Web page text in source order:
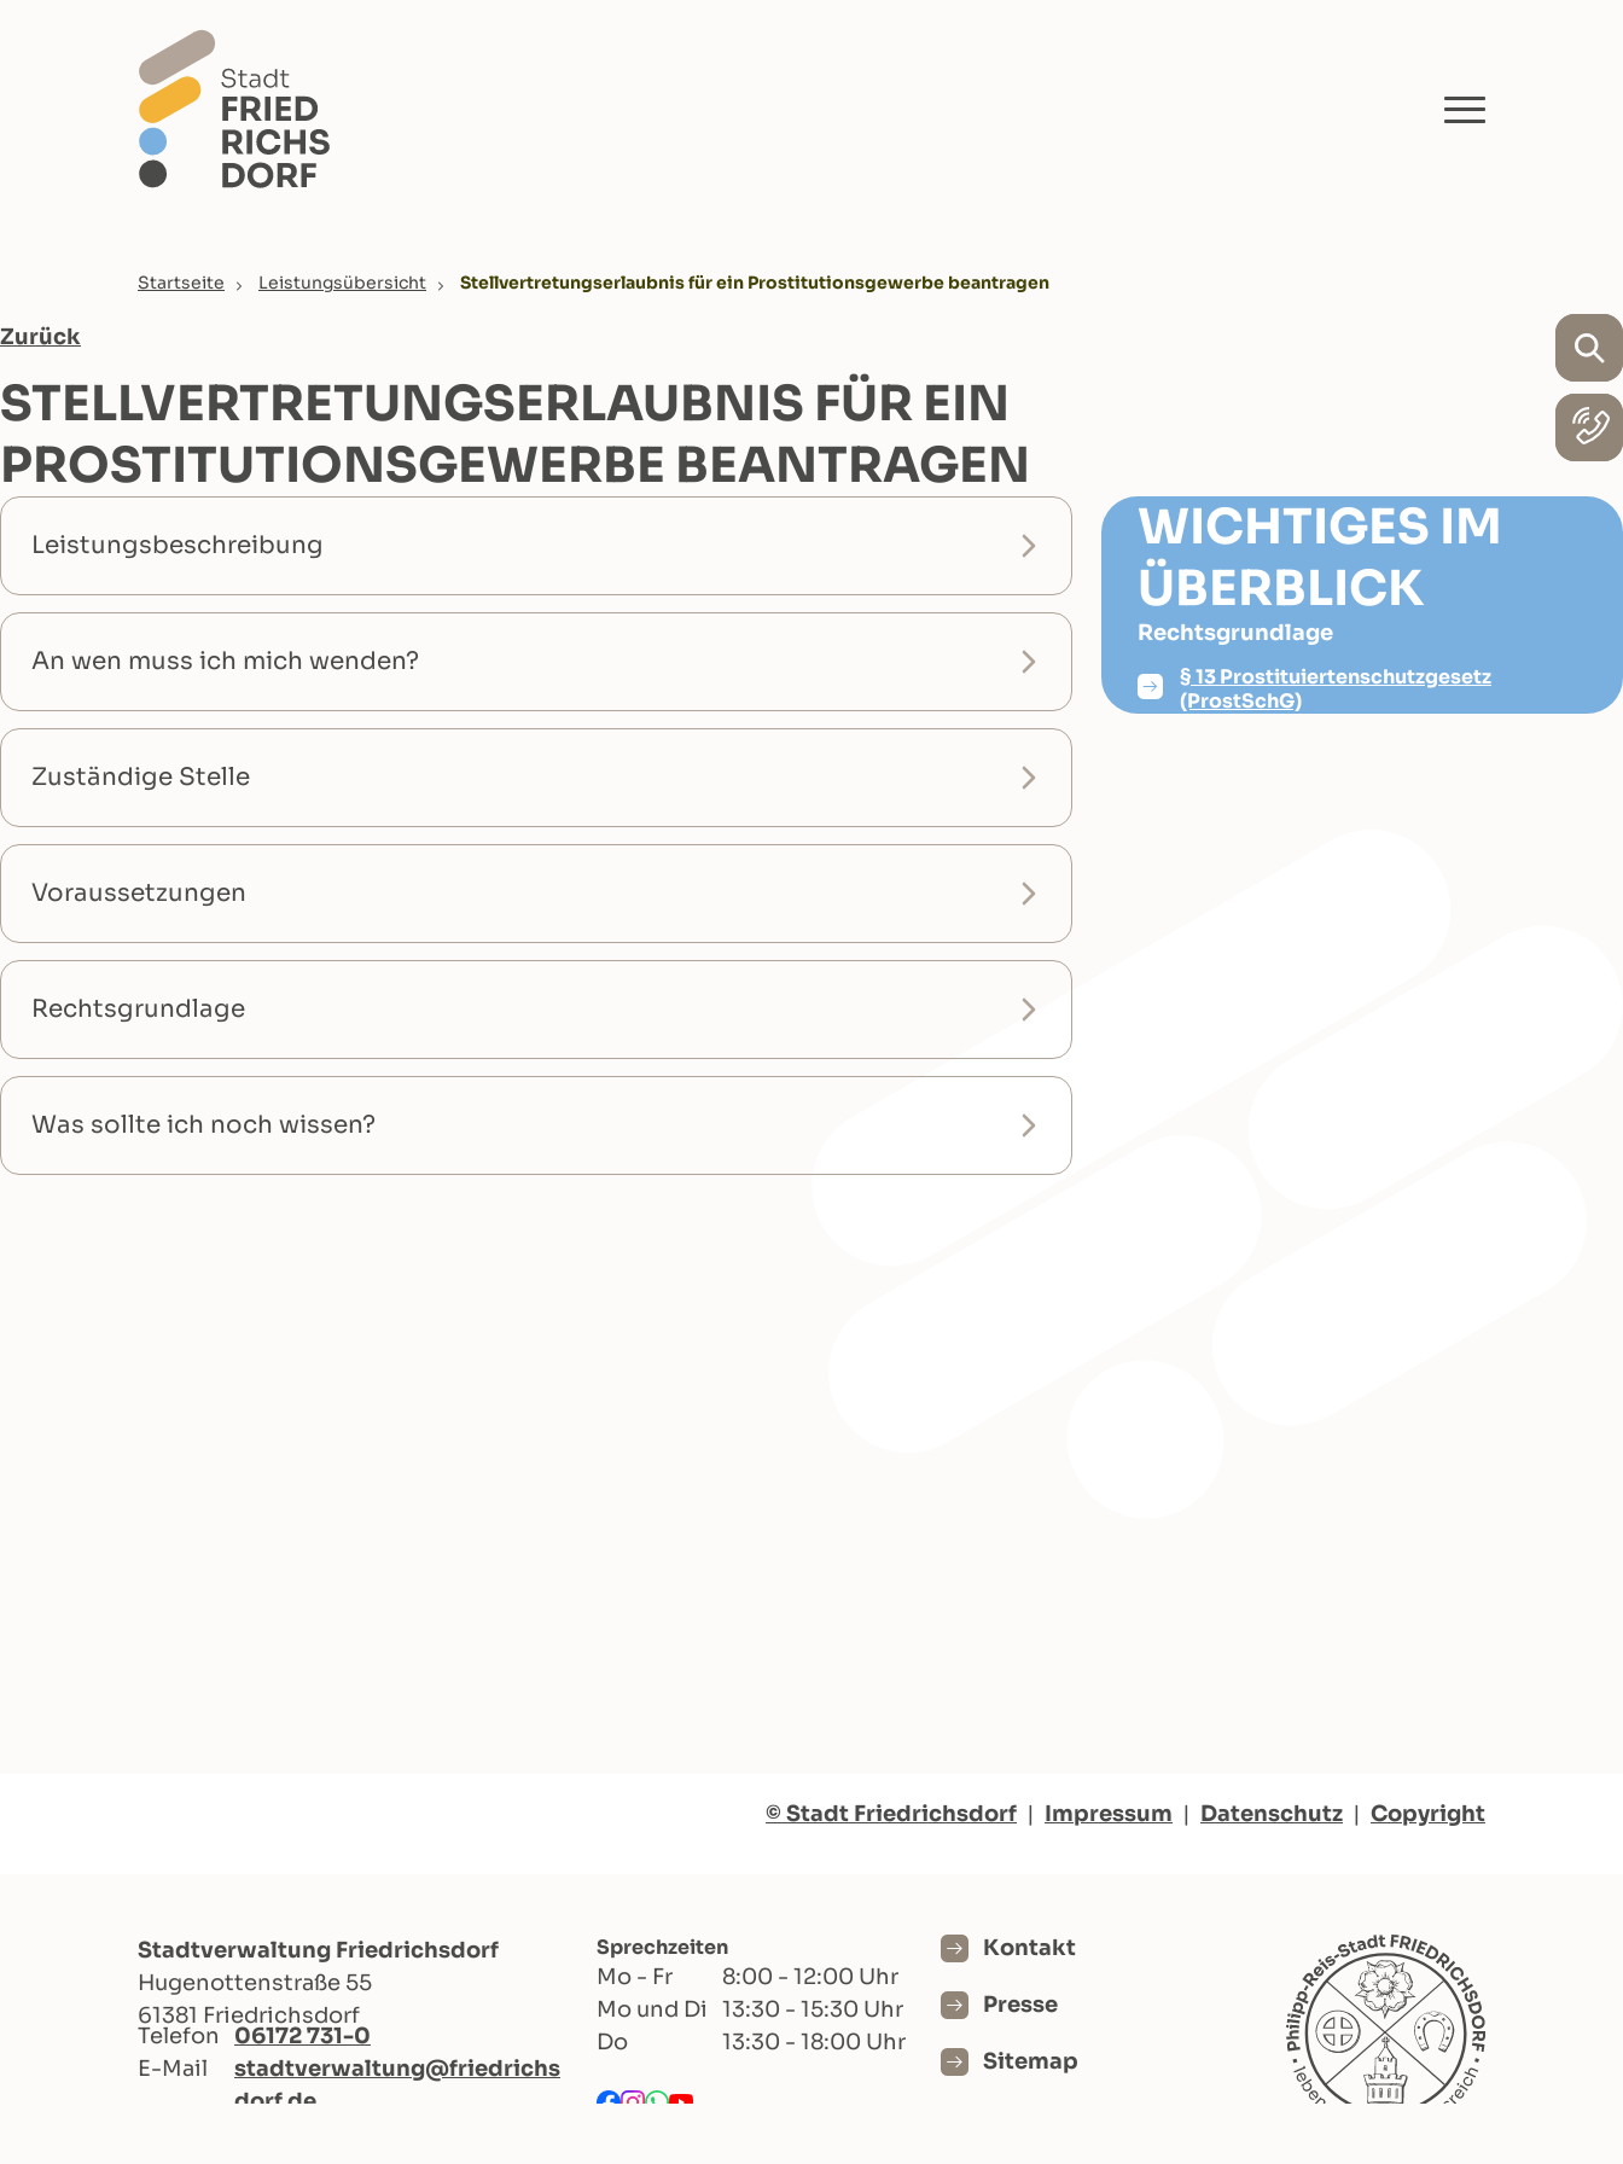
You are here:
Startseite Leistungsübersicht Stellvertretungserlaubnis für ein Prostitutionsgewerbe beantragen
Zurück
STELLVERTRETUNGSERLAUBNIS FÜR EIN
PROSTITUTIONSGEWERBE BEANTRAGEN
Leistungsbeschreibung
An wen muss ich mich wenden?
Zuständige Stelle
Voraussetzungen
Rechtsgrundlage
Was sollte ich noch wissen?
WICHTIGES IM
ÜBERBLICK
Rechtsgrundlage
§ 13 Prostituiertenschutzgesetz
(ProstSchG)
© Stadt Friedrichsdorf | Impressum | Datenschutz | Copyright
Stadtverwaltung Friedrichsdorf
Hugenottenstraße 55
61381 Friedrichsdorf
Telefon
06172 731-0
E-Mail
stadtverwaltung@friedrichs
dorf.de
Sprechzeiten
Mo - Fr
8:00 - 12:00 Uhr
Mo und Di
13:30 - 15:30 Uhr
Do
13:30 - 18:00 Uhr
Kontakt
Presse
Sitemap